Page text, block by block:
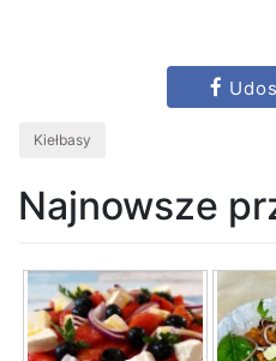
Kiełbasy
Najnowsze